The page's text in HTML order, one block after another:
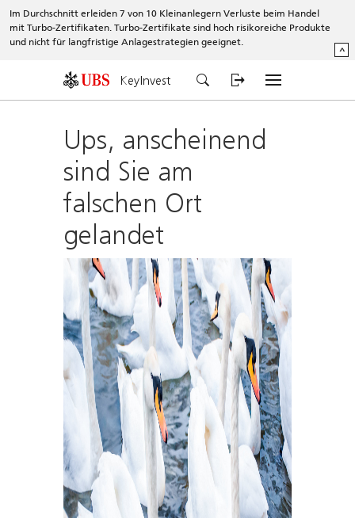
Im Durchschnitt erleiden 7 von 10 Kleinanlegern Verluste beim Handel
mit Turbo-Zertifikaten. Turbo-Zertifikate sind hoch risikoreiche Produkte
und nicht für langfristige Anlagestrategien geeignet.
^
KeyInvest
Ups, anscheinend
sind Sie am
falschen Ort
gelandet